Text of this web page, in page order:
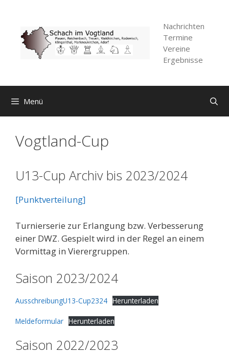
springen
Nachrichten
Termine
Vereine
Ergebnisse
Menü
Vogtland-Cup
U13-Cup Archiv bis 2023/2024
[Punktverteilung]
Turnierserie zur Erlangung bzw. Verbesserung
einer DWZ. Gespielt wird in der Regel an einem
Vormittag in Vierergruppen.
Saison 2023/2024
AusschreibungU13-Cup2324 Herunterladen
Meldeformular Herunterladen
Saison 2022/2023